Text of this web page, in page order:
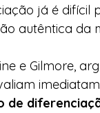
já é difícil
autêntica da
e Gilmore,
de